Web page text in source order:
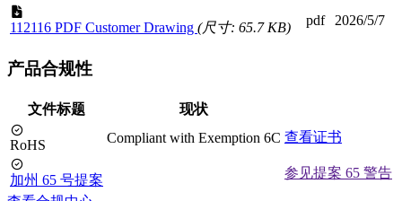
112116 PDF Customer Drawing (尺寸: 65.7 KB) pdf 2026/5/7
产品合规性
文件标题 现状
RoHS Compliant with Exemption 6C 查看证书
加州 65 号提案
参见提案 65 警告